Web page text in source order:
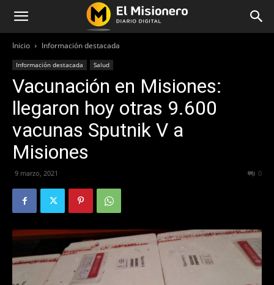
Inicio Información destacada
Información destacada Salud
Vacunación en Misiones:
llegaron hoy otras 9.600
vacunas Sputnik V a
Misiones
9 marzo, 2021 0